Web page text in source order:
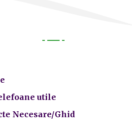
utile
Necesare/Ghid